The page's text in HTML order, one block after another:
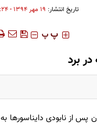
تاریخ انتشار: ۱۹ مهر ۱۳۹۴ - ۱۱:۲۴
‍‍‍ پ پ
برد
از نابودی دایناسورها به